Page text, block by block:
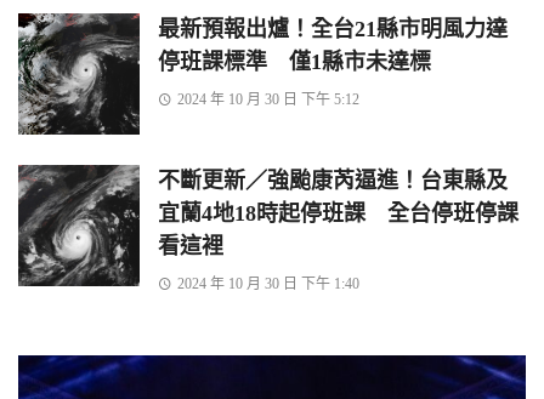
最新預報出爐！全台21縣市明風力達
停班課標準 僅1縣市未達標
2024 年 10 月 30 日 下午 5:12
不斷更新／強颱康芮逼進！台東縣及
宜蘭4地18時起停班課 全台停班停課
看這裡
2024 年 10 月 30 日 下午 1:40